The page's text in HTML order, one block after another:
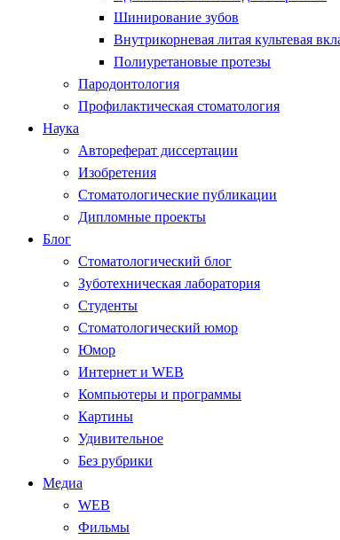
Шинирование зубов
Внутрикорневая литая культевая
Полиуретановые протезы
Пародонтология
Профилактическая стоматология
Наука
Автореферат диссертации
Изобретения
Стоматологические публикации
Дипломные проекты
Блог
Стоматологический блог
Зуботехническая лаборатория
Студенты
Стоматологический юмор
Юмор
Интернет и WEB
Компьютеры и программы
Картины
Удивительное
Без рубрики
Медиа
WEB
Фильмы